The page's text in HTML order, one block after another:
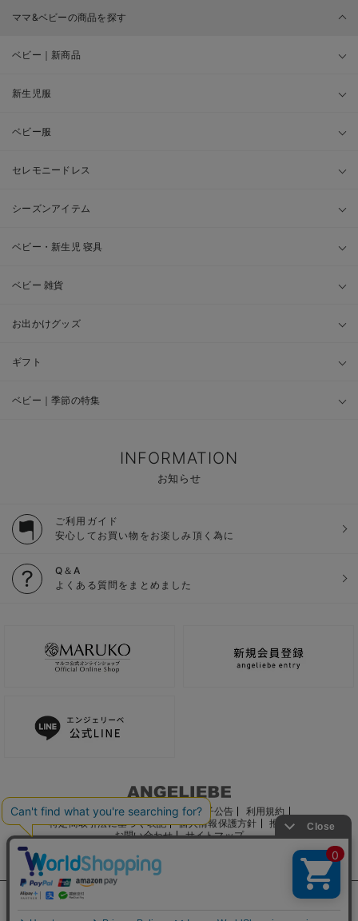
ママ&ベビーの商品を探す
ベビー｜新商品
新生児服
ベビー服
セレモニードレス
シーズンアイテム
ベビー・新生児 寝具
ベビー 雑貨
お出かけグッズ
ギフト
ベビー｜季節の特集
INFORMATION
お知らせ
ご利用ガイド
安心してお買い物をお楽しみ頂く為に
Q＆A
よくある質問をまとめました
ご利用ガイド 会社概要 電子公告
利用規約
特定商取引法に基づく表記
個人情報保護方針
推奨環境
お問い合わせ
サイトマップ
サイト内の文章、画像などの著作物はマルコ株式会社に属します。